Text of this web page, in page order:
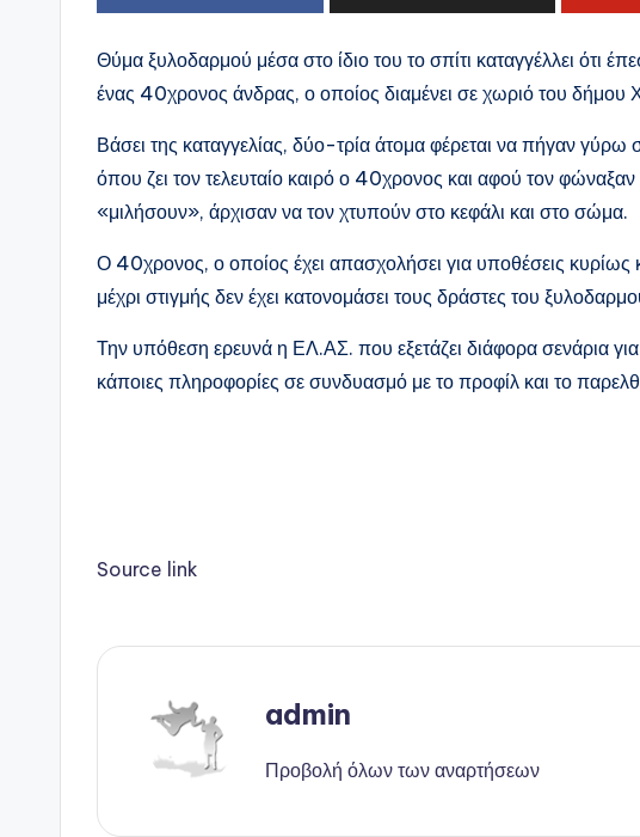
Θύμα ξυλοδαρμού μέσα στο ίδιο του το σπίτι καταγγέλλει ότι
ένας 40χρονος άνδρας, ο οποίος διαμένει σε χωριό του
Βάσει της καταγγελίας, δύο-τρία άτομα φέρεται να πήγαν
όπου ζει τον τελευταίο καιρό ο 40χρονος και αφού τον
«μιλήσουν», άρχισαν να τον χτυπούν στο κεφάλι και στο σώμα.
Ο 40χρονος, ο οποίος έχει απασχολήσει για υποθέσεις κυρίως
μέχρι στιγμής δεν έχει κατονομάσει τους δράστες του
Την υπόθεση ερευνά η ΕΛ.ΑΣ. που εξετάζει διάφορα σενάρια
κάποιες πληροφορίες σε συνδυασμό με το προφίλ και το
Source link
admin
Προβολή όλων των αναρτήσεων